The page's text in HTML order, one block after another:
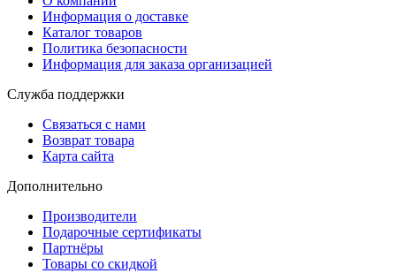
Информация о доставке
Каталог товаров
Политика безопасности
Информация для заказа организацией
Служба поддержки
Связаться с нами
Возврат товара
Карта сайта
Дополнительно
Производители
Подарочные сертификаты
Партнёры
Товары со скидкой